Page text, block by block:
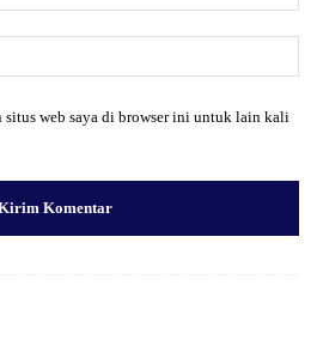
situs web saya di browser ini untuk lain kali